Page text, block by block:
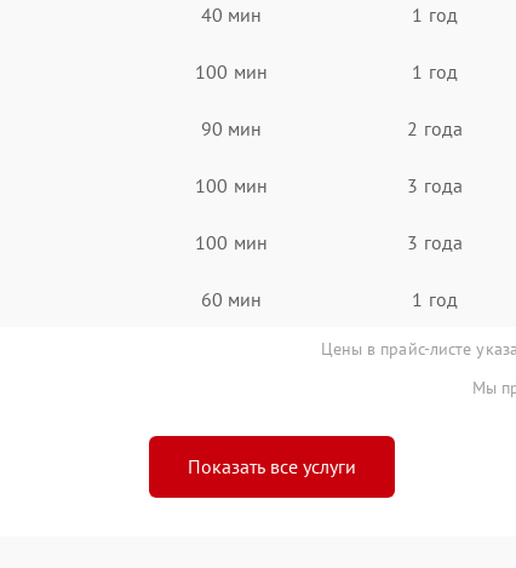
40 мин 1 год
100 мин 1 год
90 мин 2 года
100 мин 3 года
100 мин 3 года
60 мин 1 год
Цены в прайс-листе
Мы
Показать все услуги